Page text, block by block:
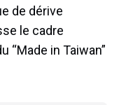
de dérive
le cadre
“Made in Taiwan”